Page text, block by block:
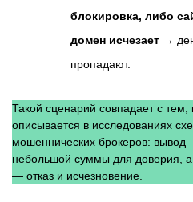
блокировка, либо
домен исчезает →
пропадают.
Такой сценарий совпадает с тем,
описывается в исследованиях
мошеннических брокеров: вывод
небольшой суммы для доверия, а
— отказ и исчезновение.